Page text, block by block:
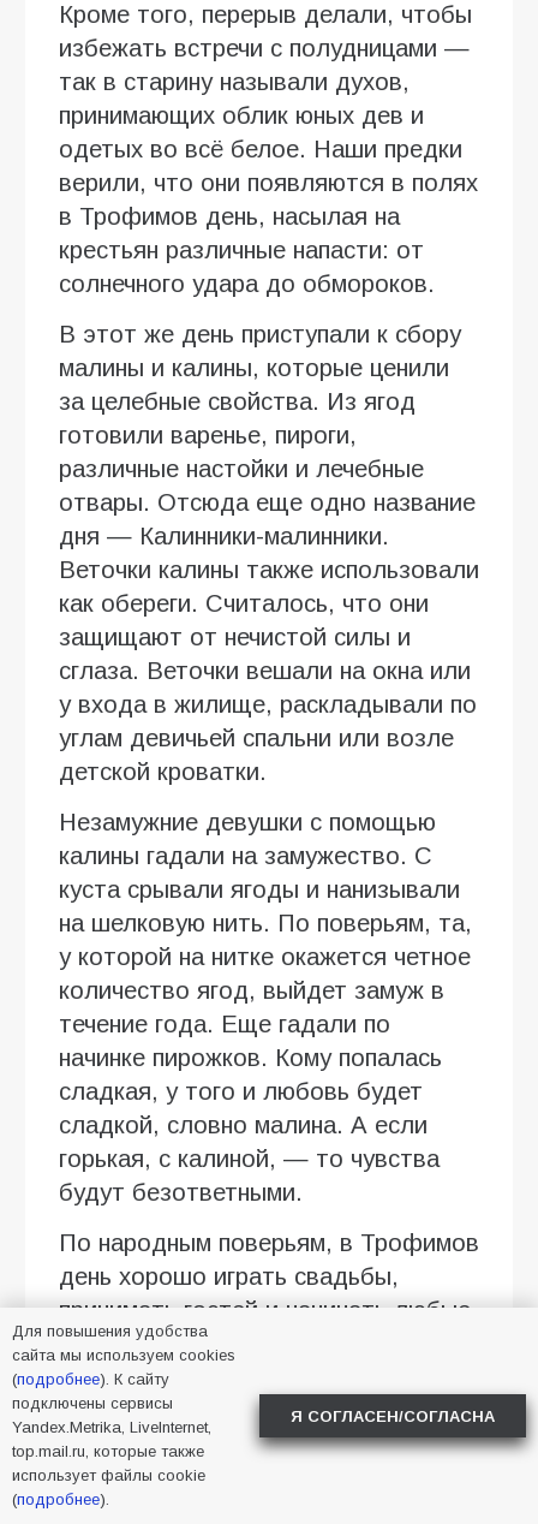
Кроме того, перерыв делали, чтобы
избежать встречи с полудницами —
так в старину называли духов,
принимающих облик юных дев и
одетых во всё белое. Наши предки
верили, что они появляются в полях
в Трофимов день, насылая на
крестьян различные напасти: от
солнечного удара до обмороков.
В этот же день приступали к сбору
малины и калины, которые ценили
за целебные свойства. Из ягод
готовили варенье, пироги,
различные настойки и лечебные
отвары. Отсюда еще одно название
дня — Калинники-малинники.
Веточки калины также использовали
как обереги. Считалось, что они
защищают от нечистой силы и
сглаза. Веточки вешали на окна или
у входа в жилище, раскладывали по
углам девичьей спальни или возле
детской кроватки.
Незамужние девушки с помощью
калины гадали на замужество. С
куста срывали ягоды и нанизывали
на шелковую нить. По поверьям, та,
у которой на нитке окажется четное
количество ягод, выйдет замуж в
течение года. Еще гадали по
начинке пирожков. Кому попалась
сладкая, у того и любовь будет
сладкой, словно малина. А если
горькая, с калиной, — то чувства
будут безответными.
По народным поверьям, в Трофимов
день хорошо играть свадьбы,
принимать гостей и начинать любые
дела — все они сложатся
благополучно. Заниматься можно
абсолютно любой работой:
собирать ягоды, варить варенье,
делать заготовки на зиму, копаться
в огороде. А вот лениться не стоит,
Для повышения удобства
сайта мы используем cookies
(подробнее). К сайту
подключены сервисы
Yandex.Metrika, LiveInternet,
top.mail.ru, которые также
использует файлы cookie
(подробнее).
Я СОГЛАСЕН/СОГЛАСНА